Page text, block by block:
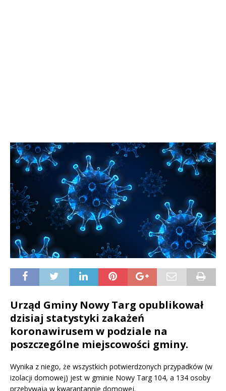
Urząd Gminy Nowy Targ opublikował
dzisiaj statystyki zakażeń
koronawirusem w podziale na
poszczególne miejscowości gminy.
Wynika z niego, że wszystkich potwierdzonych przypadków (w
izolacji domowej) jest w gminie Nowy Targ 104, a 134 osoby
przebywają w kwarantannie domowej.